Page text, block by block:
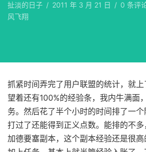
扯淡的日子 / 2011 年 3 月 21 日 / 0 条评
风飞翔
抓紧时间弄完了用户联盟的统计，就上
望着还有100%的经验条，我内牛满面
务。然后花了半个小时的时间排了一个
打过了还能得到正义点数。能排的不
加德要塞副本，这个副本经验还是很